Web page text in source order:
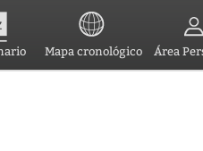
Mapa cronológico Área